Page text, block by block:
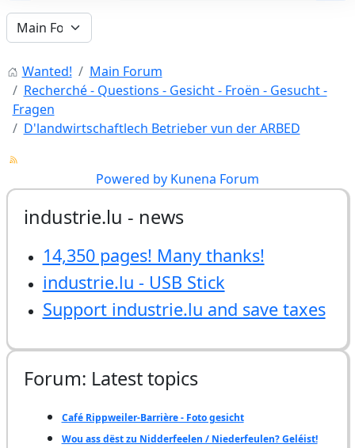
Wanted!
Main Forum
Recherché - Questions - Gesicht - Froën - Gesucht -
Fragen
D'landwirtschaftlech Betrieber vun der ARBED
Powered by Kunena Forum
industrie.lu - news
14,350 pages! Many thanks!
industrie.lu - USB Stick
Support industrie.lu and save taxes
Forum: Latest topics
Café Rippweiler-Barrière - Foto gesicht
Wou ass dëst zu Nidderfeelen / Niederfeulen? Geléist!